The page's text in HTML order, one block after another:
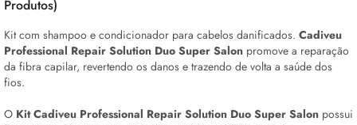
Produtos)
Kit com shampoo e condicionador para cabelos danificados. Cadiveu
Professional Repair Solution Duo Super Salon promove a reparação
da fibra capilar, revertendo os danos e trazendo de volta a saúde dos
fios.
O Kit Cadiveu Professional Repair Solution Duo Super Salon possui